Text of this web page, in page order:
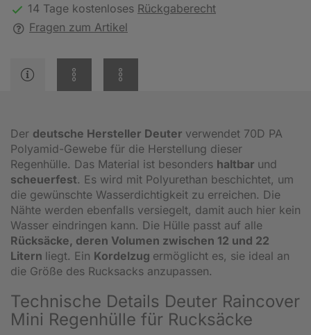
14 Tage kostenloses Rückgaberecht
Fragen zum Artikel
Der deutsche Hersteller Deuter verwendet 70D PA
Polyamid-Gewebe für die Herstellung dieser
Regenhülle. Das Material ist besonders haltbar und
scheuerfest. Es wird mit Polyurethan beschichtet, um
die gewünschte Wasserdichtigkeit zu erreichen. Die
Nähte werden ebenfalls versiegelt, damit auch hier kein
Wasser eindringen kann. Die Hülle passt auf alle
Rücksäcke, deren Volumen zwischen 12 und 22
Litern liegt. Ein Kordelzug ermöglicht es, sie ideal an
die Größe des Rucksacks anzupassen.
Technische Details Deuter Raincover
Mini Regenhülle für Rucksäcke